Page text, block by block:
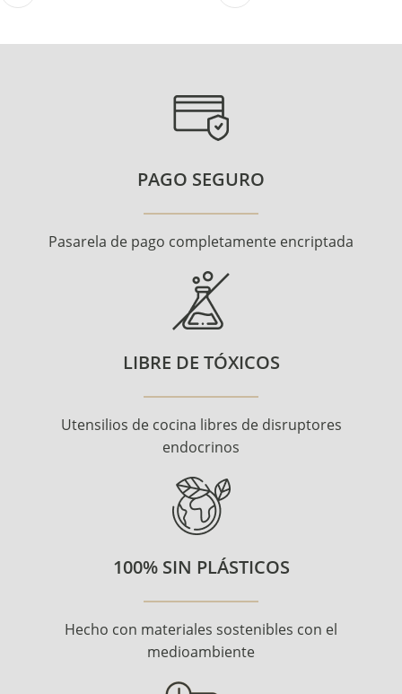
PAGO SEGURO
Pasarela de pago completamente encriptada
LIBRE DE TÓXICOS
Utensilios de cocina libres de disruptores
endocrinos
100% SIN PLÁSTICOS
Hecho con materiales sostenibles con el
medioambiente